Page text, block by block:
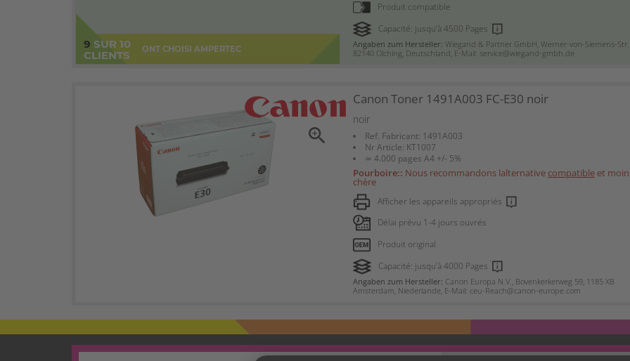
9 SUR 10
CLIENTS
ONT CHOISI AMPERTEC
Produit compatible
Capacité: jusqu’à 4500 Pages
Angaben zum Hersteller: Wiegand & Partner GmbH, Werner-von-Siemens-Str.
82140 Olching, Deutschland, E-Mail: service@wiegand-gmbh.de
zoom_in
Canon Toner 1491A003 FC-E30 noir
noir
Ref. Fabricant: 1491A003
Nr Article: KT1007
≃ 4.000 pages A4 +/- 5%
Pourboire:: Nous recommandons lalternative compatible et
chère
Afficher les appareils appropriés
Délai prévu 1-4 jours ouvrés
Produit original
Capacité: jusqu’à 4000 Pages
Angaben zum Hersteller: Canon Europa N.V., Bovenkerkerweg 59, 1185 XB
Amsterdam, Niederlande, E-Mail: ceu-Reach@canon-europe.com